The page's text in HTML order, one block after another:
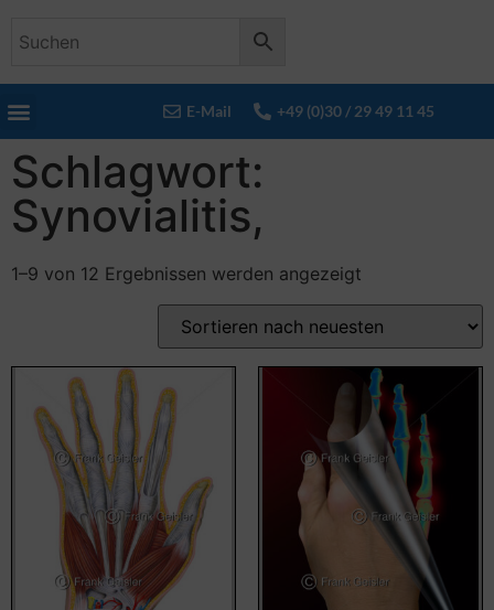
E-Mail +49 (0)30 / 29 49 11 45
Schlagwort:
Synovialitis,
1–9 von 12 Ergebnissen werden angezeigt